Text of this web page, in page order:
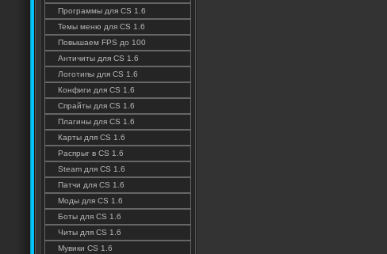
Программы для CS 1.6
Темы меню для CS 1.6
Повышаем FPS до 100
Античиты для CS 1.6
Логотипы для CS 1.6
Конфиги для CS 1.6
Спрайты для CS 1.6
Плагины для CS 1.6
Карты для CS 1.6
Распрыг в CS 1.6
Steam для CS 1.6
Патчи для CS 1.6
Моды для CS 1.6
Боты для CS 1.6
Читы для CS 1.6
Мувики CS 1.6